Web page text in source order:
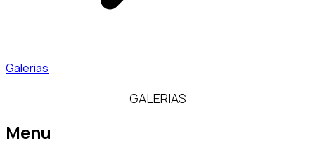
Galerias
GALERIAS
Menu